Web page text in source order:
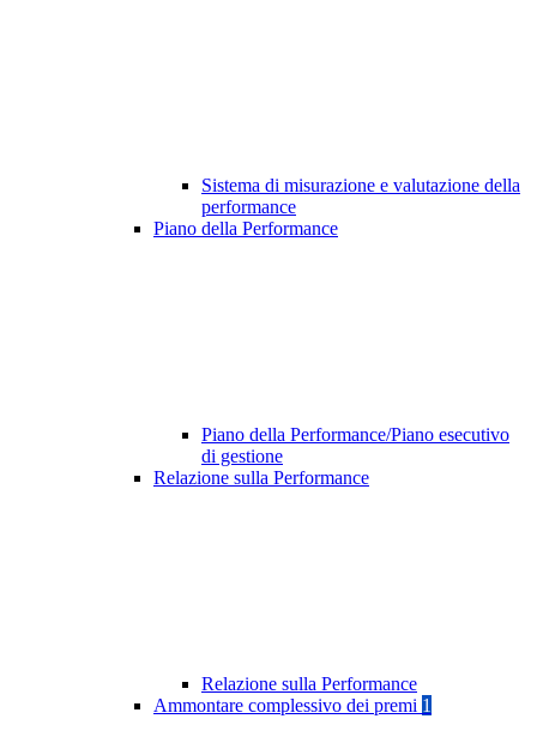
Sistema di misurazione e valutazione della
performance
Piano della Performance
Piano della Performance/Piano esecutivo
di gestione
Relazione sulla Performance
Relazione sulla Performance
Ammontare complessivo dei premi 1